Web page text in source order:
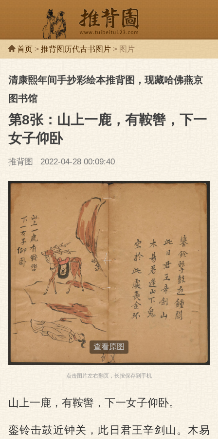
推背图
图
首页> 推背图历代古书图片> 图片
清康熙年间手抄彩绘本推背图，现藏哈佛燕京
图书馆
第8张：山上一鹿，有鞍辔，下一
女子仰卧
推背图 2022-04-28 00:09:40
点击图片左右翻页，长按保存到手机
查看原图
山上一鹿，有鞍辔，下一女子仰卧。
銮铃击鼓近钟关，此日君王辛剑山。木易